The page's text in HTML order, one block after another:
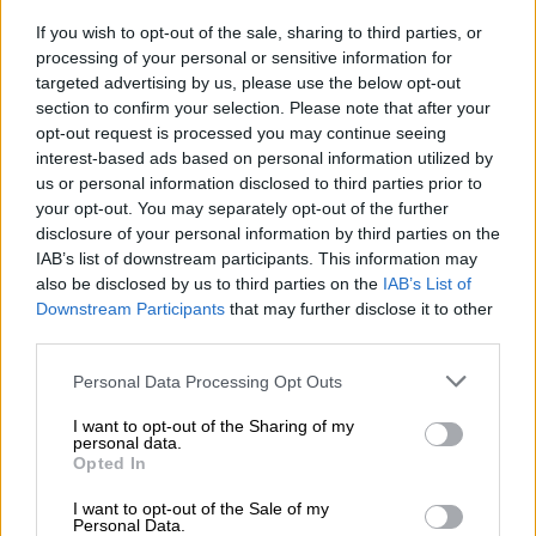
If you wish to opt-out of the sale, sharing to third parties, or
processing of your personal or sensitive information for
targeted advertising by us, please use the below opt-out
section to confirm your selection. Please note that after your
opt-out request is processed you may continue seeing
interest-based ads based on personal information utilized by
us or personal information disclosed to third parties prior to
your opt-out. You may separately opt-out of the further
disclosure of your personal information by third parties on the
IAB’s list of downstream participants. This information may
also be disclosed by us to third parties on the IAB’s List of
Downstream Participants that may further disclose it to other
Please note that this website/app uses one or more Google
not limited to your visit or usage behaviour. You may click to
grant or deny consent to Google and its third-party tags to
use your data for below specified purposes in below Google
consent section.
Personal Data Processing Opt Outs
I want to opt-out of the Sharing of my
personal data.
Opted In
I want to opt-out of the Sale of my
Personal Data.
πολλές σκηνές της στη σειρά Bloodhounds
τουNetflixκόπηκαν το 2023 και παράλληλα
αναγκάστηκε να αποσυρθεί από το
τηλεοπτικό δράμαTrolley .
Οι διαδικτυακές επιθέσεις που
δέχονται οι διάσημοι
ΗΚιμ αναγκάστηκε να κάνει νέα αρχή στην
καριέρα της,πιάνοντας δουλειά σε
καφετέρια , με πολλούς να αναφέρουν ότι
ήταν υπερβολική σχετικά με τα οικονομικά
της προβλήματα. Ο θάνατός της έρχεται να
προστεθεί σε μια μακρά λίστα διάσημων στη
Νότια Κορέα που βάζουν τέλος στη ζωή
τους, ενώ προηγουμένως τους ασκήθηκε
έντονη δημόσια κριτική. Αυτή η είδηση